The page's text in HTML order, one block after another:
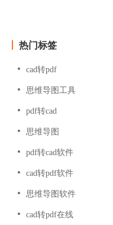
热门标签
cad转pdf
思维导图工具
pdf转cad
思维导图
pdf转cad软件
cad转pdf软件
思维导图软件
cad转pdf在线